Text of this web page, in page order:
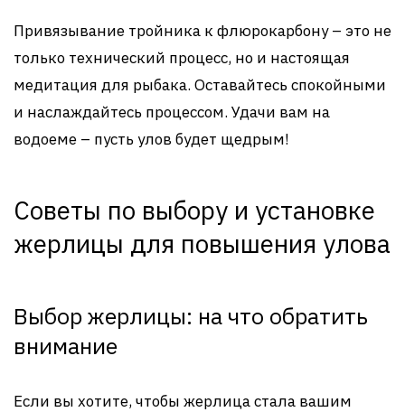
Привязывание тройника к флюрокарбону – это не
только технический процесс, но и настоящая
медитация для рыбака. Оставайтесь спокойными
и наслаждайтесь процессом. Удачи вам на
водоеме – пусть улов будет щедрым!
Советы по выбору и установке
жерлицы для повышения улова
Выбор жерлицы: на что обратить
внимание
Если вы хотите, чтобы жерлица стала вашим